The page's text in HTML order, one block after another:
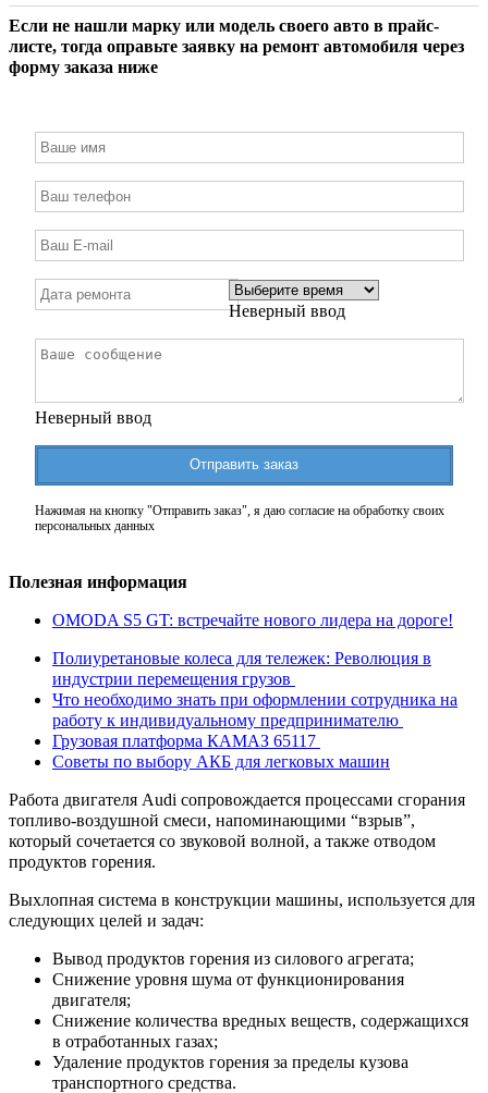
Если не нашли марку или модель своего авто в прайс-
листе, тогда оправьте заявку на ремонт автомобиля через
форму заказа ниже
Неверный ввод
Неверный ввод
Отправить заказ
Нажимая на кнопку "Отправить заказ", я даю согласие на обработку своих
персональных данных
Полезная информация
OMODA S5 GT: встречайте нового лидера на дороге!
Полиуретановые колеса для тележек: Революция в
индустрии перемещения грузов
Что необходимо знать при оформлении сотрудника на
работу к индивидуальному предпринимателю
Грузовая платформа КАМАЗ 65117
Советы по выбору АКБ для легковых машин
Работа двигателя Audi сопровождается процессами сгорания
топливо-воздушной смеси, напоминающими “взрыв”,
который сочетается со звуковой волной, а также отводом
продуктов горения.
Выхлопная система в конструкции машины, используется для
следующих целей и задач:
Вывод продуктов горения из силового агрегата;
Снижение уровня шума от функционирования
двигателя;
Снижение количества вредных веществ, содержащихся
в отработанных газах;
Удаление продуктов горения за пределы кузова
транспортного средства.